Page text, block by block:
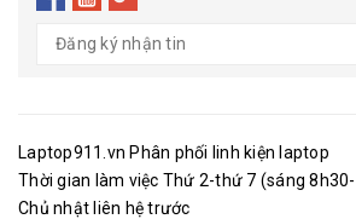
Laptop911.vn Phân phối linh kiện laptop
Thời gian làm việc Thứ 2-thứ 7 (sáng
Chủ nhật liên hệ trước